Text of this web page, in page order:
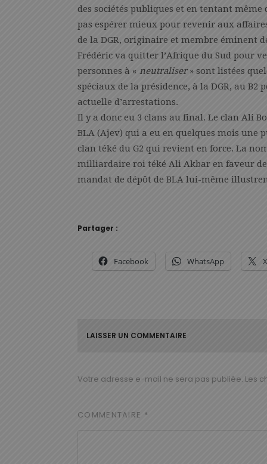
des sociétés publiques et en tentant
pas espérer mieux pour revenir aux
de la DGR, originaire et membre éminent
Frédéric va quitter l’Afrique du Sud pour
personnes à « neutraliser» sont listées
spéciaux de la présidence, à la DGR, au B2
actuelle d’arrestations.
Il y a donc eu 3 clans au final. Le clan Ali
BLA (Ajev) qui a eu en quelques mois une
clan téké du G2 qui revient en force. La
milliardaire roi téké Ali Akbar en faveur
mandat de dépôt de BLA lui-même
Partager :
Facebook WhatsApp X
LAISSER UN COMMENTAIRE
Votre adresse e-mail ne sera pas publiée. Les
COMMENTAIRE *